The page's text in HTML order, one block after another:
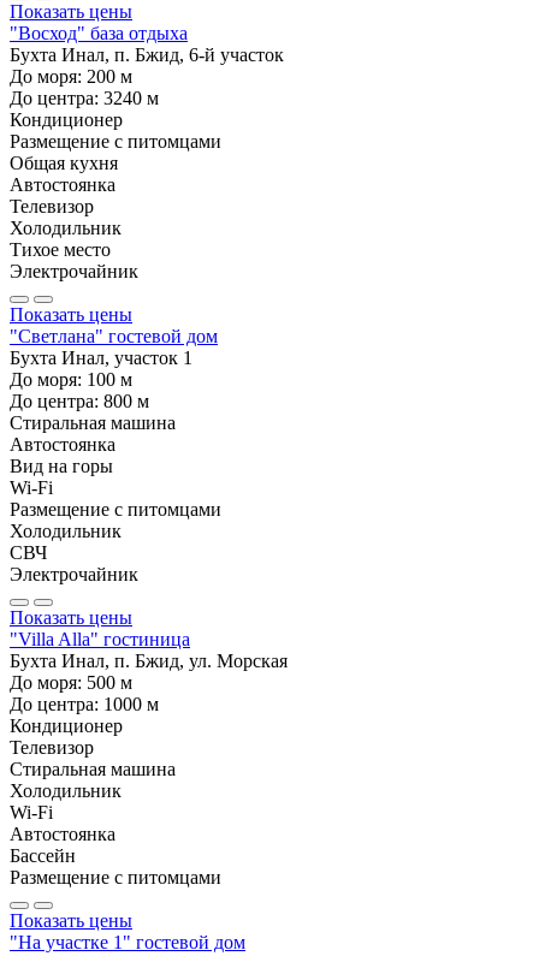
Показать цены
"Восход" база отдыха
Бухта Инал, п. Бжид, 6-й участок
До моря: 200 м
До центра: 3240 м
Кондиционер
Размещение с питомцами
Общая кухня
Автостоянка
Телевизор
Холодильник
Тихое место
Электрочайник
Показать цены
"Светлана" гостевой дом
Бухта Инал, участок 1
До моря: 100 м
До центра: 800 м
Стиральная машина
Автостоянка
Вид на горы
Wi-Fi
Размещение с питомцами
Холодильник
СВЧ
Электрочайник
Показать цены
"Villa Alla" гостиница
Бухта Инал, п. Бжид, ул. Морская
До моря: 500 м
До центра: 1000 м
Кондиционер
Телевизор
Стиральная машина
Холодильник
Wi-Fi
Автостоянка
Бассейн
Размещение с питомцами
Показать цены
"На участке 1" гостевой дом